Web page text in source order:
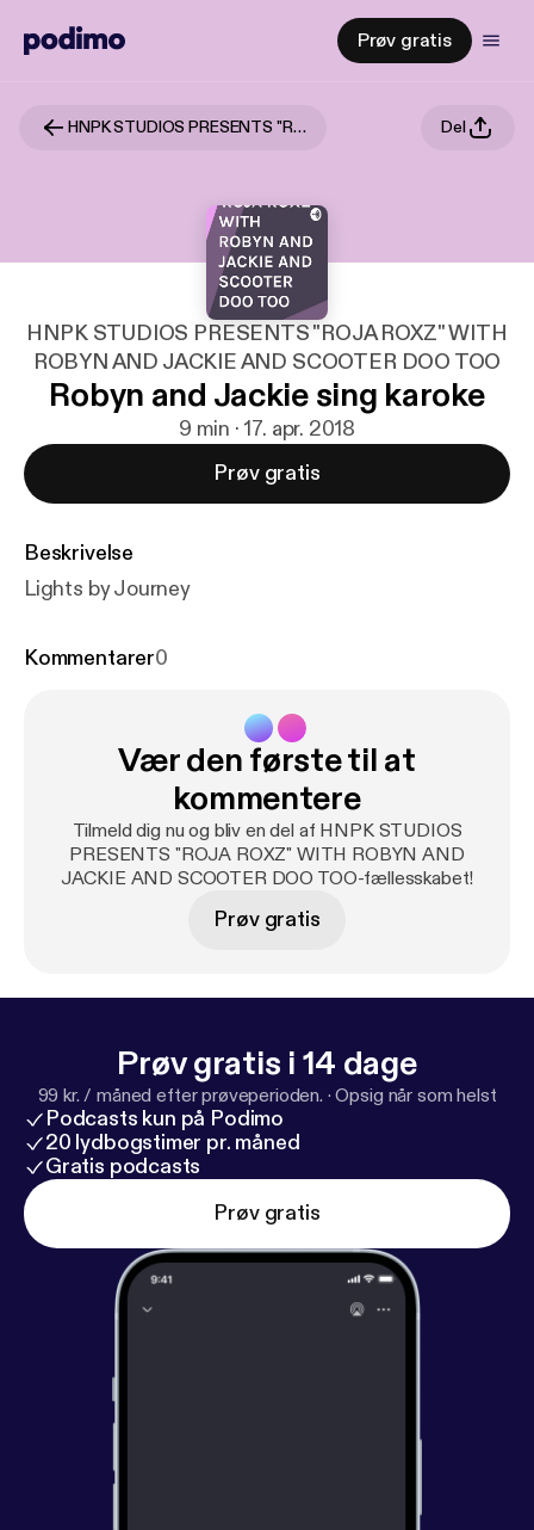
Prøv gratis
HNPK STUDIOS PRESENTS "ROJA ROXZ" WITH ROBYN AND JACKIE AND SCOOTER DOO TOO Del
HNPK STUDIOS PRESENTS "ROJA ROXZ" WITH
ROBYN AND JACKIE AND SCOOTER DOO TOO
Robyn and Jackie sing karoke
9 min · 17. apr. 2018
Prøv gratis
Beskrivelse
Lights by Journey
Kommentarer0
Vær den første til at
kommentere
Tilmeld dig nu og bliv en del af HNPK STUDIOS
PRESENTS "ROJA ROXZ" WITH ROBYN AND
JACKIE AND SCOOTER DOO TOO-fællesskabet!
Prøv gratis
Prøv gratis i 14 dage
99 kr. / måned efter prøveperioden. ·Opsig når som helst
Podcasts kun på Podimo
20 lydbogstimer pr. måned
Gratis podcasts
Prøv gratis